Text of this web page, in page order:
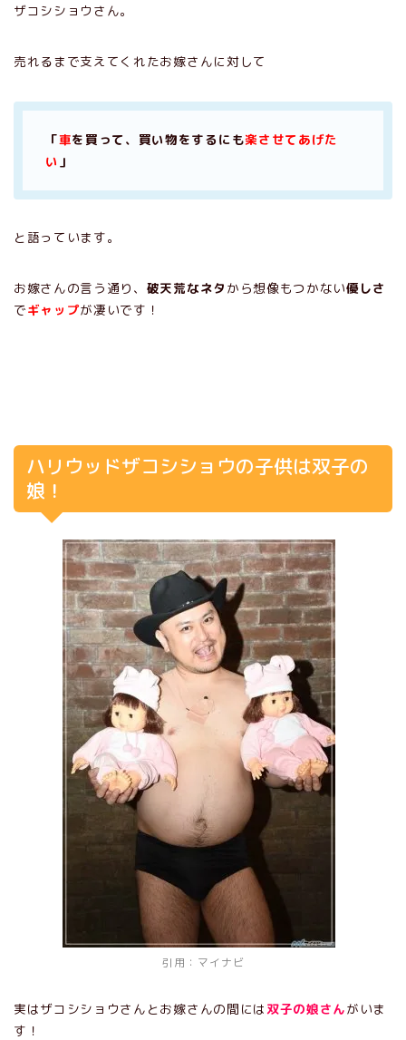
ザコシショウさん。
売れるまで支えてくれたお嫁さんに対して
「車を買って、買い物をするにも楽させてあげた
い 」
と語っています。
お嫁さんの言う通り、 破天荒なネタ から想像もつかない優しさ
でギャップが凄いです！
ハリウッドザコシショウの子供は双子の
娘！
引用： マイナビ
実はザコシショウさんとお嫁さんの間には 双子の娘さんがいま
す！